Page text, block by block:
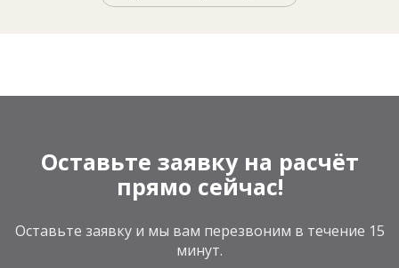
Оставьте заявку на расчёт
прямо сейчас!
Оставьте заявку и мы вам перезвоним в течение 15
минут.